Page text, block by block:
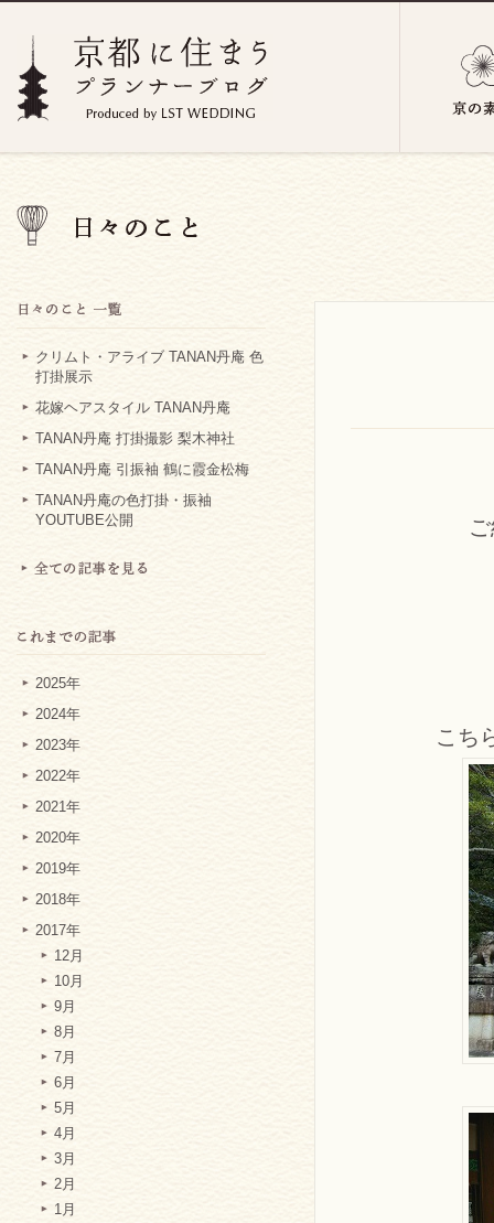
クリムト・アライブ TANAN丹庵 色
打掛展示
花嫁ヘアスタイル TANAN丹庵
TANAN丹庵 打掛撮影 梨木神社
TANAN丹庵 引振袖 鶴に霞金松梅
TANAN丹庵の色打掛・振袖
YOUTUBE公開
2025年
2024年
2023年
2022年
2021年
2020年
2019年
2018年
2017年
12月
10月
9月
8月
7月
6月
5月
4月
3月
2月
1月
こち